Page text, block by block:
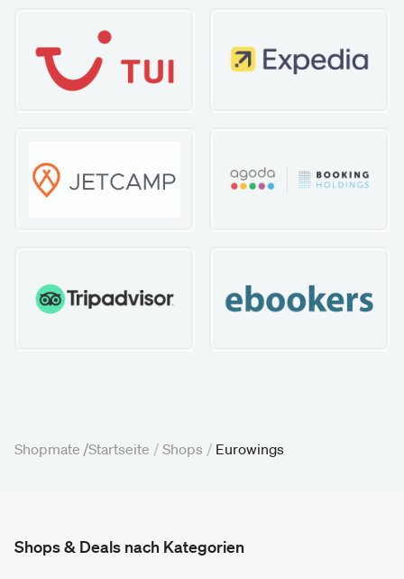
Shopmate /Startseite / Shops / Eurowings
Shops & Deals nach Kategorien